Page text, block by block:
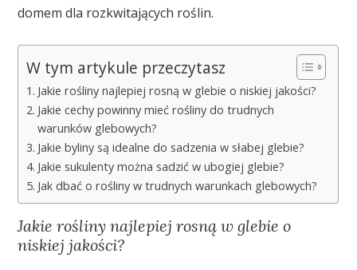
domem dla rozkwitających roślin.
W tym artykule przeczytasz
Jakie rośliny najlepiej rosną w glebie o niskiej jakości?
Jakie cechy powinny mieć rośliny do trudnych
warunków glebowych?
Jakie byliny są idealne do sadzenia w słabej glebie?
Jakie sukulenty można sadzić w ubogiej glebie?
Jak dbać o rośliny w trudnych warunkach glebowych?
Jakie rośliny najlepiej rosną w glebie o
niskiej jakości?